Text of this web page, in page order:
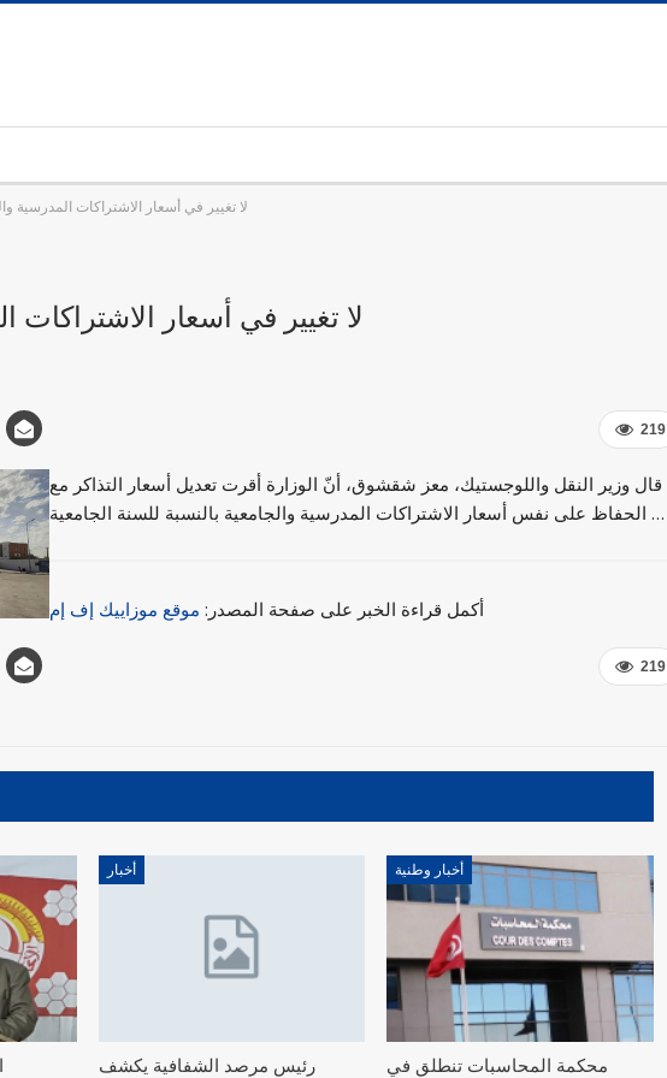
لا تغيير في أسعار الاشتراكات المدرسية
لا تغيير في أسعار الاشتراكات
219
قال وزير النقل واللوجستيك، معز شقشوق، أنّ الوزارة أقرت تعديل أسعار التذاكر مع
الحفاظ على نفس أسعار الاشتراكات المدرسية والجامعية بالنسبة للسنة الجامعية …
أكمل قراءة الخبر على صفحة المصدر: موقع موزاييك إف إم
219
أخبار
رئيس مرصد الشفافية يكشف
أخبار وطنية
محكمة المحاسبات تنطلق في